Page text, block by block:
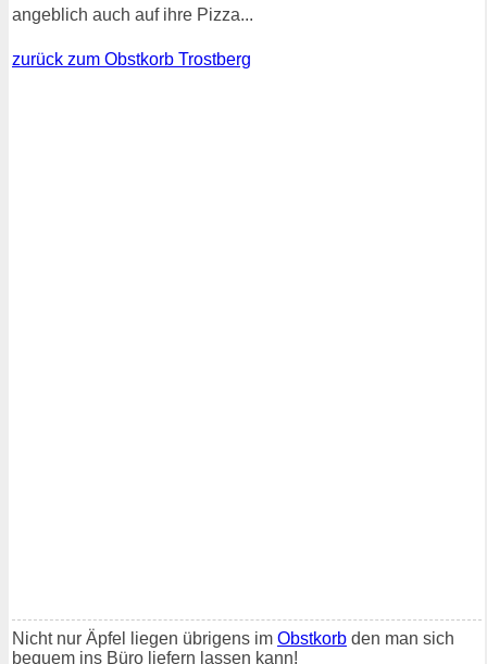
angeblich auch auf ihre Pizza...
zurück zum Obstkorb Trostberg
Nicht nur Äpfel liegen übrigens im Obstkorb den man sich
bequem ins Büro liefern lassen kann!